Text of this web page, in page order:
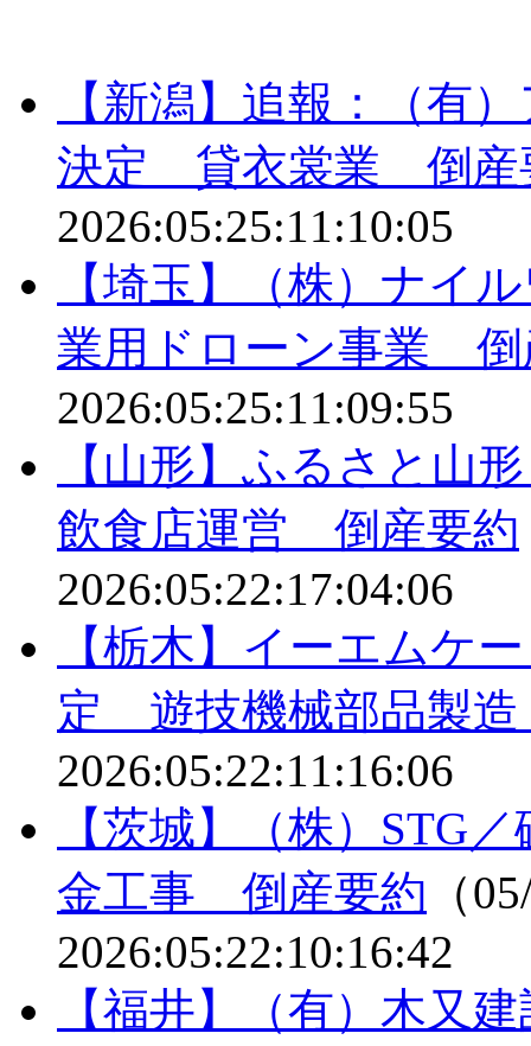
【新潟】追報：（有
決定 貸衣裳業 倒
2026:05:25:11:10:05
【埼玉】（株）ナイ
業用ドローン事業 倒
2026:05:25:11:09:55
【山形】ふるさと山
飲食店運営 倒産要約
2026:05:22:17:04:06
【栃木】イーエムケ
定 遊技機械部品製
2026:05:22:11:16:06
【茨城】（株）STG
金工事 倒産要約 （
2026:05:22:10:16:42
【福井】（有）木又